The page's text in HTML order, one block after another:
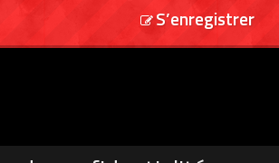
S’enregistrer